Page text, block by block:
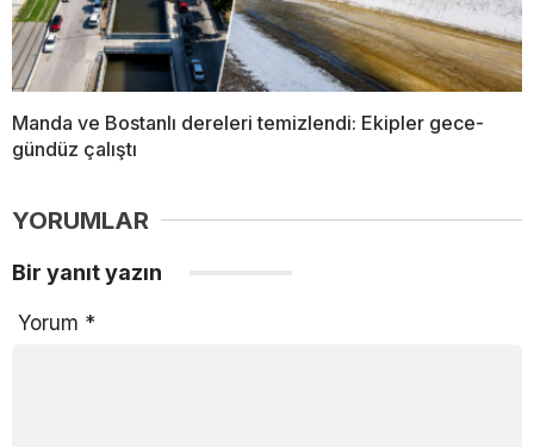
Manda ve Bostanlı dereleri temizlendi: Ekipler gece-
gündüz çalıştı
YORUMLAR
Bir yanıt yazın
Yorum *